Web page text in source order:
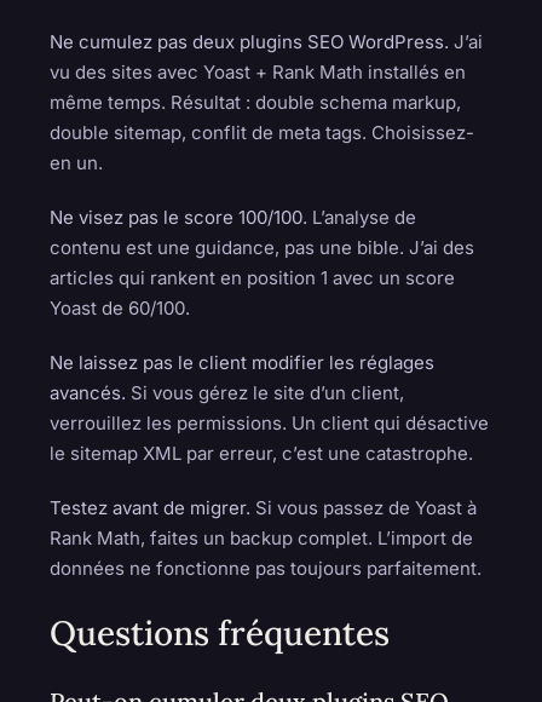
Ne cumulez pas deux plugins SEO WordPress. J’ai
vu des sites avec Yoast + Rank Math installés en
même temps. Résultat : double schema markup,
double sitemap, conflit de meta tags. Choisissez-
en un.
Ne visez pas le score 100/100. L’analyse de
contenu est une guidance, pas une bible. J’ai des
articles qui rankent en position 1 avec un score
Yoast de 60/100.
Ne laissez pas le client modifier les réglages
avancés. Si vous gérez le site d’un client,
verrouillez les permissions. Un client qui désactive
le sitemap XML par erreur, c’est une catastrophe.
Testez avant de migrer. Si vous passez de Yoast à
Rank Math, faites un backup complet. L’import de
données ne fonctionne pas toujours parfaitement.
Questions fréquentes